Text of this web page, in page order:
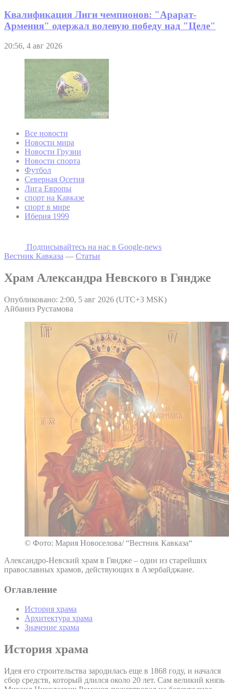
Квалификация Лиги чемпионов: "Арарат-
Армения" одержал волевую победу над "Целе"
20:56, 4 авг 2026
Все новости
Новости мира
Новости Грузии
Новости спорта
Футбол
Северная Осетия
Лига Европы
спорт на Кавказе
спорт в мире
Иберия 1999
Подписывайтесь на наc в Google-news
Вестник Кавказа — Статьи
Храм Александра Невского в Гяндже
Опубликовано: 2:00, 5 авг 2026 (UTC+3 MSK)
Айбаниз Рустамова
© Фото: Мария Новоселова/ “Вестник Кавказа“
Александро-Невский храм в Гяндже – один из старейших
православных храмов, действующих в Азербайджане.
Оглавление
История храма
Архитектура храма
Значение храма
История храма
Идея его строительства зародилась еще в 1868 году, и начался
сбор средств, который длился около 20 лет. Сам великий князь